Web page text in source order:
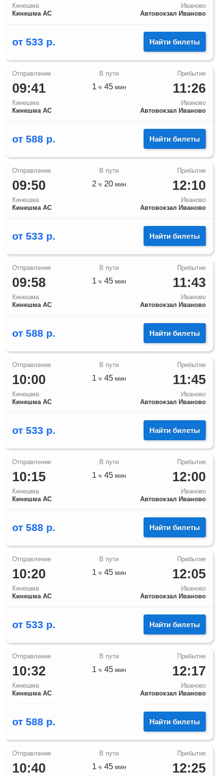
Кинешма
Кинешма АС
Иваново
Автовокзал Иваново
от 533 р. Найти билеты
09:41
Кинешма
Кинешма АС
11:26
Иваново
Автовокзал Иваново
1 ч 45 мин
от 588 р. Найти билеты
09:50
Кинешма
Кинешма АС
12:10
Иваново
Автовокзал Иваново
2 ч 20 мин
от 533 р. Найти билеты
09:58
Кинешма
Кинешма АС
11:43
Иваново
Автовокзал Иваново
1 ч 45 мин
от 588 р. Найти билеты
10:00
Кинешма
Кинешма АС
11:45
Иваново
Автовокзал Иваново
1 ч 45 мин
от 533 р. Найти билеты
10:15
Кинешма
Кинешма АС
12:00
Иваново
Автовокзал Иваново
1 ч 45 мин
от 588 р. Найти билеты
10:20
Кинешма
Кинешма АС
12:05
Иваново
Автовокзал Иваново
1 ч 45 мин
от 533 р. Найти билеты
10:32
Кинешма
Кинешма АС
12:17
Иваново
Автовокзал Иваново
1 ч 45 мин
от 588 р. Найти билеты
10:40 12:25
1 ч 45 мин